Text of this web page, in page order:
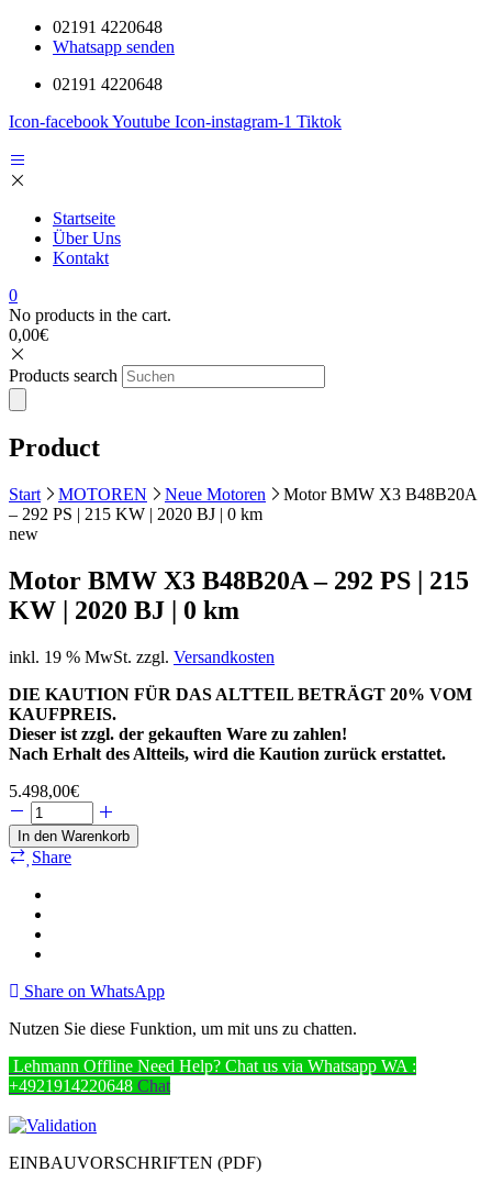
02191 4220648
Whatsapp senden
02191 4220648
Icon-facebookYoutube Icon-instagram-1 Tiktok
Startseite
Über Uns
Kontakt
0
No products in the cart.
0,00€
Products search
Product
Start MOTOREN Neue Motoren
Motor BMW X3 B48B20A
– 292 PS | 215 KW | 2020 BJ | 0 km
new
Motor BMW X3 B48B20A – 292 PS | 215
KW | 2020 BJ | 0 km
inkl. 19 % MwSt. zzgl. Versandkosten
DIE KAUTION FÜR DAS ALTTEIL BETRÄGT 20% VOM
KAUFPREIS.
Dieser ist zzgl. der gekauften Ware zu zahlen!
Nach Erhalt des Altteils, wird die Kaution zurück erstattet.
5.498,00€
In den Warenkorb
Share
Share on WhatsApp
Nutzen Sie diese Funktion, um mit uns zu chatten.
Lehmann Offline Need Help? Chat us via Whatsapp WA :
+4921914220648 Chat
EINBAUVORSCHRIFTEN (PDF)